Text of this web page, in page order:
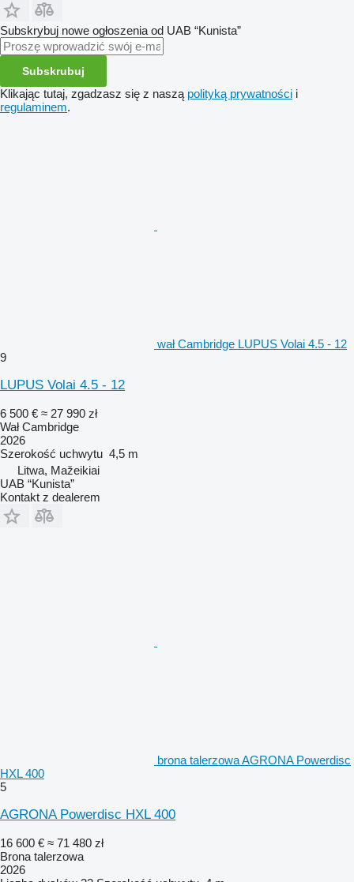
Subskrybuj nowe ogłoszenia od UAB “Kunista”
Subskrubuj
Klikając tutaj, zgadzasz się z naszą polityką prywatności i
regulaminem.
wał Cambridge LUPUS Volai 4.5 - 12
9
LUPUS Volai 4.5 - 12
6 500 € ≈ 27 990 zł
Wał Cambridge
2026
Szerokość uchwytu 4,5 m
Litwa, Mažeikiai
UAB “Kunista”
Kontakt z dealerem
brona talerzowa AGRONA Powerdisc
HXL 400
5
AGRONA Powerdisc HXL 400
16 600 € ≈ 71 480 zł
Brona talerzowa
2026